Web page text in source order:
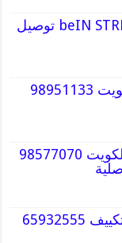
جهاز بي ان ستريم beIN STREAM توصيل
مكتب استخراج فيزا الكويت 98951133
شركة سماعات سقف الكويت 98577070
قص خرسانه وفتح كور تكييف 65932555